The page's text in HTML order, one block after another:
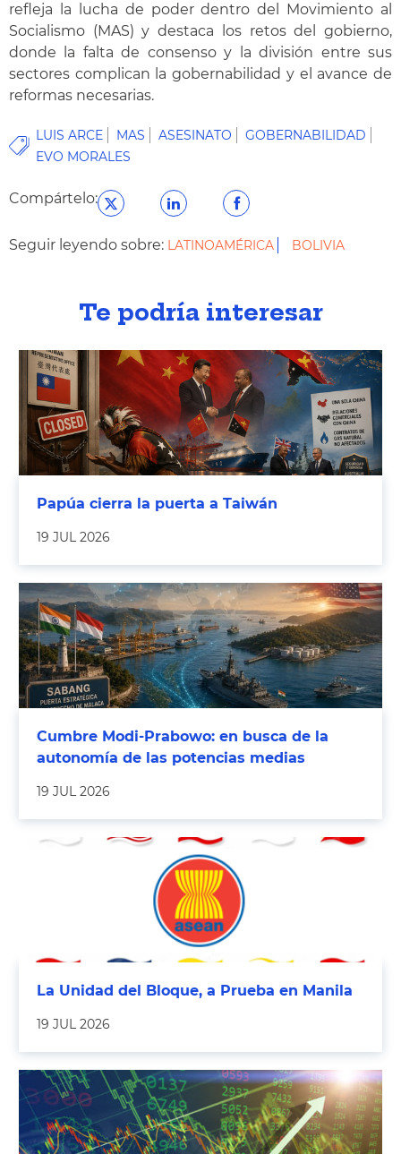
refleja la lucha de poder dentro del Movimiento al
Socialismo (MAS) y destaca los retos del gobierno,
donde la falta de consenso y la división entre sus
sectores complican la gobernabilidad y el avance de
reformas necesarias.
LUIS ARCE MAS ASESINATO
GOBERNABILIDAD
EVO MORALES
Compártelo:
Seguir leyendo sobre: LATINOAMÉRICA BOLIVIA
Te podría interesar
Papúa cierra la puerta a Taiwán
19 JUL 2026
Cumbre Modi-Prabowo: en busca de la
autonomía de las potencias medias
19 JUL 2026
La Unidad del Bloque, a Prueba en Manila
19 JUL 2026